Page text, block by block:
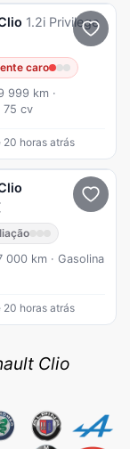
1.2i Privilege
caro
999 km ·
75 cv
20 horas atrás
000 km · Gasolina
20 horas atrás
Clio